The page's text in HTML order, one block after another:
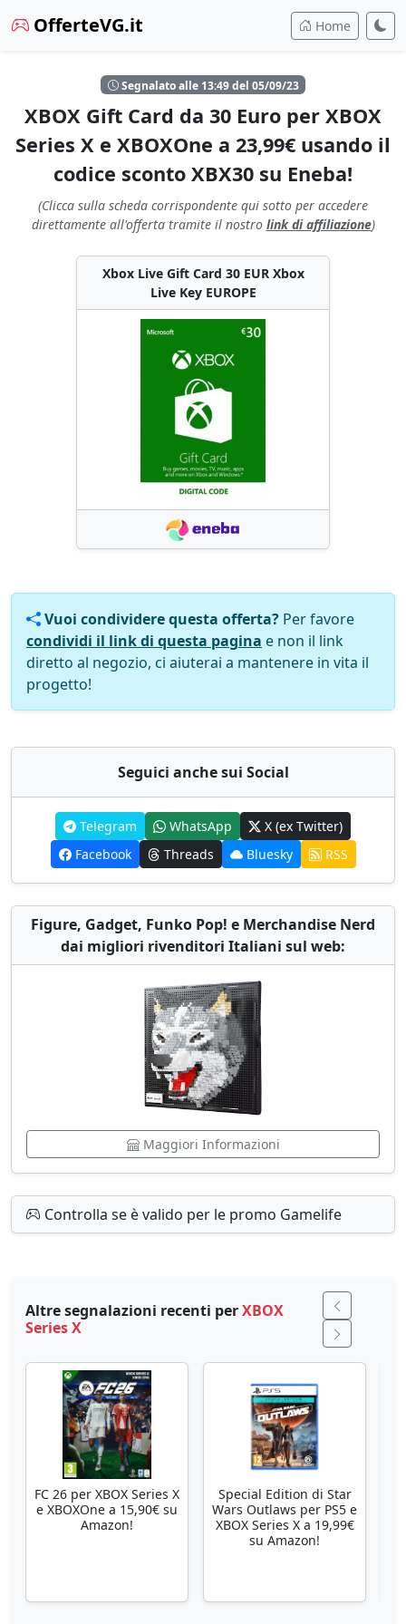
OfferteVG.it Home
Segnalato alle 13:49 del 05/09/23
XBOX Gift Card da 30 Euro per XBOX
Series X e XBOXOne a 23,99€ usando il
codice sconto XBX30 su Eneba!
(Clicca sulla scheda corrispondente qui sotto per accedere
direttamente all'offerta tramite il nostro link di affiliazione)
Xbox Live Gift Card 30 EUR Xbox
Live Key EUROPE
Vuoi condividere questa offerta? Per favore
condividi il link di questa pagina e non il link
diretto al negozio, ci aiuterai a mantenere in vita il
progetto!
Seguici anche sui Social
Telegram WhatsApp
X (ex Twitter)
Facebook
Threads Bluesky RSS
Figure, Gadget, Funko Pop! e Merchandise Nerd
dai migliori rivenditori Italiani sul web:
Maggiori Informazioni
Controlla se è valido per le promo Gamelife
Altre segnalazioni recenti perXBOX
Series X
FC 26 per XBOX Series X
e XBOXOne a 15,90€ su
Amazon!
Special Edition di Star
Wars Outlaws per PS5 e
XBOX Series X a 19,99€
su Amazon!